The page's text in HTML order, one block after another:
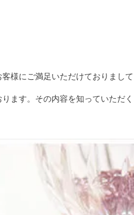
様にご満足いただけておりまして
ます。その内容を知っていただ